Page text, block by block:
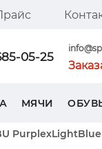
05-25
МЯЧИ